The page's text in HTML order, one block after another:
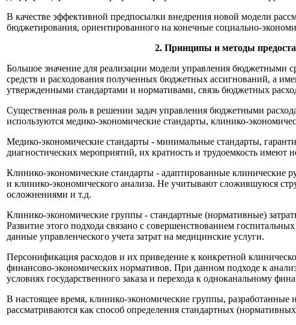
В качестве эффективной предпосылки внедрения новой модели
бюджетирования, ориентированного на конечные социально-
2. Принципы и методы
Большое значение для реализации модели управления бюджетными
средств и расходования полученных бюджетных ассигнований, а
утвержденными стандартами и нормативами, связь бюджетных
Существенная роль в решении задач управления бюджетными
используются медико-экономические стандарты, клинико-
Медико-экономические стандарты - минимальные стандарты,
диагностических мероприятий, их кратность и трудоемкость
Клинико-экономические стандарты - адаптированные клинические
и клинико-экономического анализа. Не учитывают сложившуюся
осложнениями и т.д.
Клинико-экономические группы - стандартные (нормативные)
Развитие этого подхода связано с совершенствованием
данные управленческого учета затрат на медицинские услуги.
Персонификация расходов и их приведение к конкретной
финансово-экономических нормативов. При данном подходе к
условиях государственного заказа и перехода к одноканальному
В настоящее время, клинико-экономические группы,
рассматриваются как способ определения стандартных